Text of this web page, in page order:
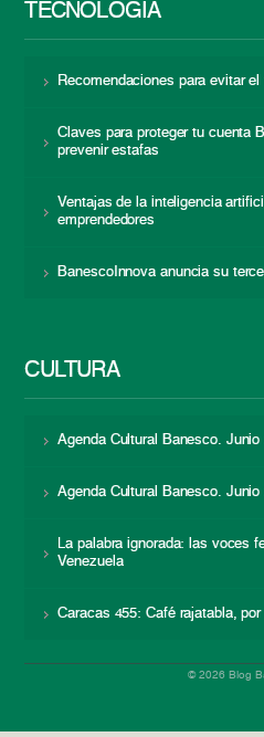
TECNOLOGÍA
Recomendaciones para evitar
Claves para proteger tu cuenta
prevenir estafas
Ventajas de la inteligencia
emprendedores
BanescoInnova anuncia su
CULTURA
Agenda Cultural Banesco.
Agenda Cultural Banesco.
La palabra ignorada: las voces
Venezuela
Caracas 455: Café rajatabla,
© 2026 Blog